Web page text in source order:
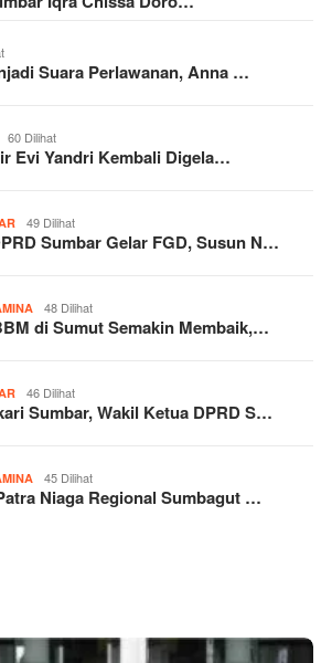
Suara Perlawanan, Anna …
60 Dilihat
Evi Yandri Kembali Digela…
49 Dilihat
Sumbar Gelar FGD, Susun N…
48 Dilihat
di Sumut Semakin Membaik,…
46 Dilihat
Sumbar, Wakil Ketua DPRD S…
45 Dilihat
Niaga Regional Sumbagut …